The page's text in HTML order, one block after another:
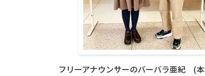
フリーアナウンサーのバーバラ亜紀 (